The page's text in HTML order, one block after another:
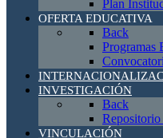
Plan
OFERTA EDUCATIVA
Back
Programas
INVESTIGACIÓN
Back
VINCULACIÓN